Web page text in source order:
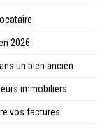
2026
un bien ancien
immobiliers
vos factures